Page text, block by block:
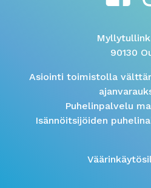
90130
Asiointi toimistolla
Puhelinpalvelu
Isännöitsijöiden